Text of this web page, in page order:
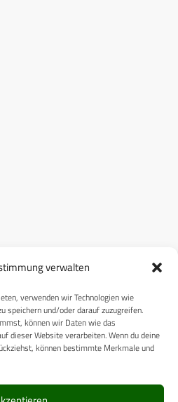
verwalten
verwenden wir Technologien wie
speichern und/oder darauf zuzugreifen.
können wir Daten wie das
dieser Website verarbeiten. Wenn du deine
können bestimmte Merkmale und